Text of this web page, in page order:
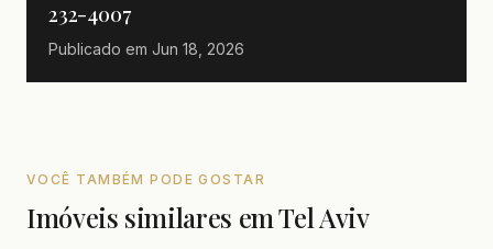
232-4007
Publicado em Jun 18, 2026
VOCÊ TAMBÉM PODE GOSTAR
Imóveis similares em Tel Aviv